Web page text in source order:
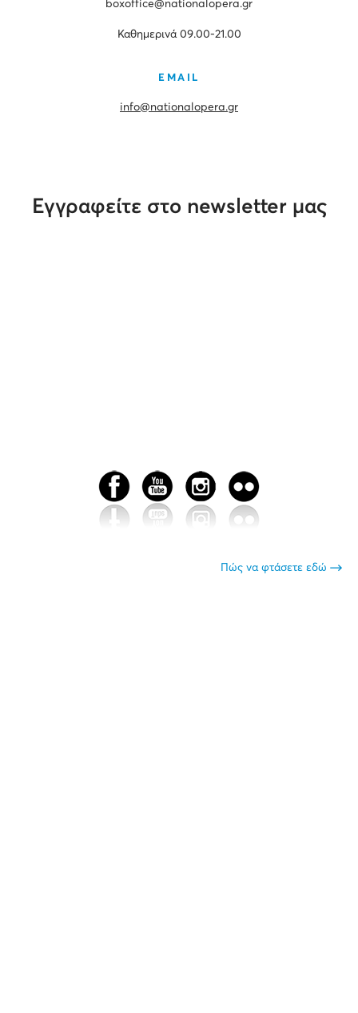
boxoffice@nationalopera.gr
Καθημερινά 09.00-21.00
EMAIL
info@nationalopera.gr
Εγγραφείτε στο newsletter μας
Πώς να φτάσετε εδώ